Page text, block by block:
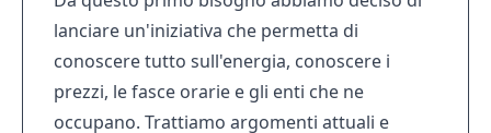
lanciare un'iniziativa che permetta di
conoscere tutto sull'energia, conoscere i
prezzi, le fasce orarie e gli enti che ne
occupano. Trattiamo argomenti attuali e